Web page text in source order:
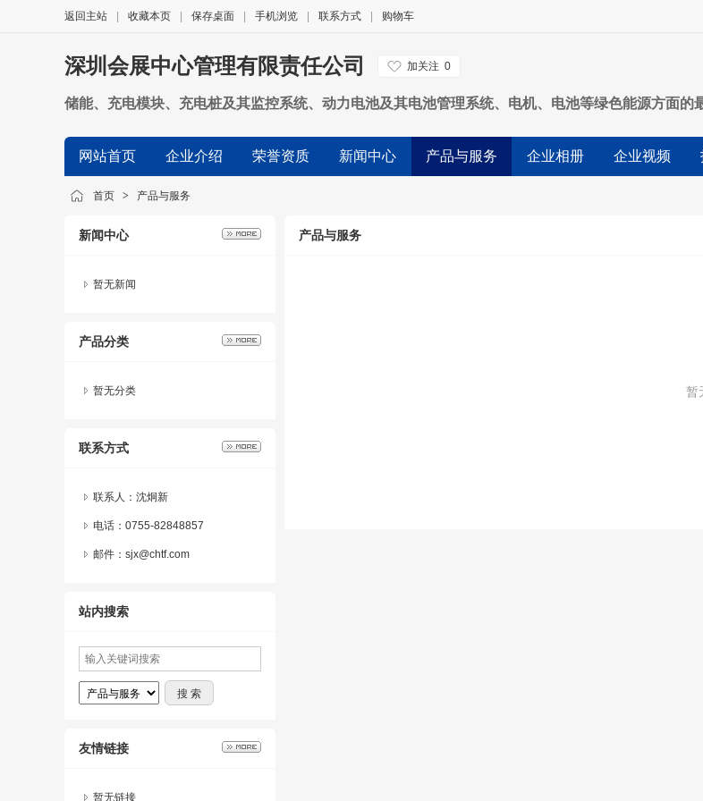
返回主站 收藏本页 保存桌面 手机浏览 联系方式 购物车
深圳会展中心管理有限责任公司 加关注 0
储能、充电模块、充电桩及其监控系统、动力电池及其电池管理系统、电机、电池等绿色能源方面的
网站首页 企业介绍 荣誉资质 新闻中心 产品与服务 企业相册 企业视频
首页 > 产品与服务
新闻中心
暂无新闻
产品分类
暂无分类
联系方式
联系人：沈炯新
电话：0755-82848857
邮件：sjx@chtf.com
站内搜索
友情链接
暂无链接
产品与服务
暂